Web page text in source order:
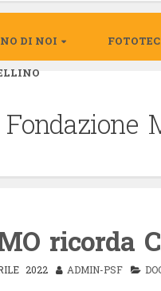
DI NOI
Fondazione
ricorda
2022 ADMIN-PSF